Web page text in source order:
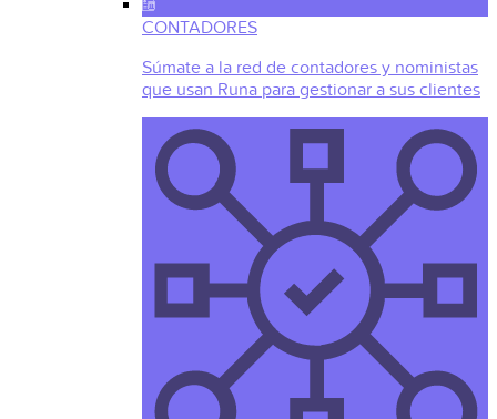
CONTADORES
Súmate a la red de contadores y noministas
que usan Runa para gestionar a sus clientes